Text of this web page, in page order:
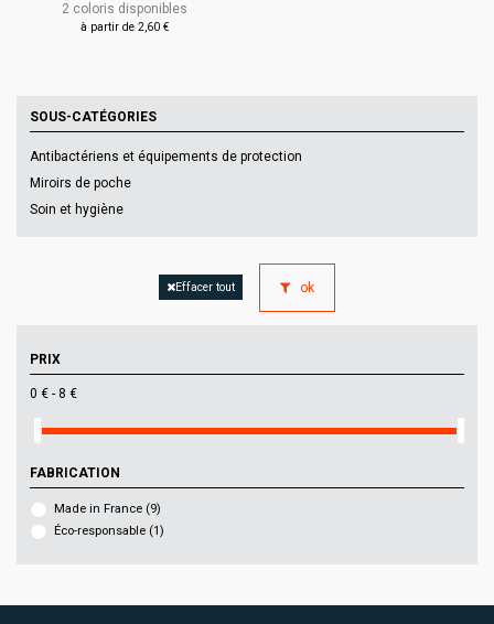
2 coloris disponibles
à partir de 2,60 €
SOUS-CATÉGORIES
Antibactériens et équipements de protection
Miroirs de poche
Soin et hygiène
Effacer tout ok
PRIX
0 € - 8 €
FABRICATION
Made in France (9)
Éco-responsable (1)